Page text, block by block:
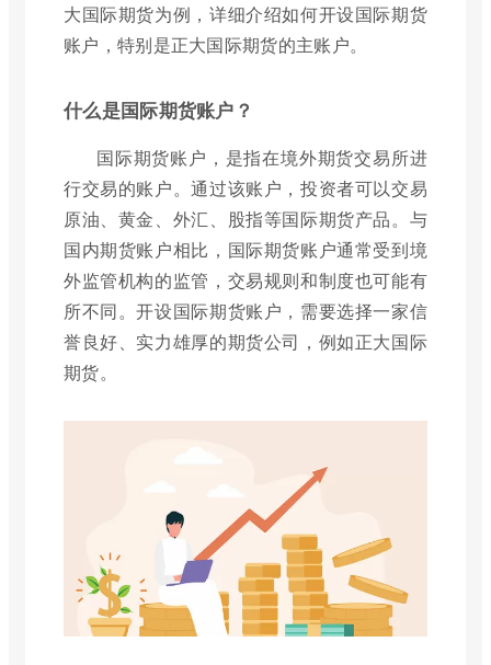
大国际期货为例，详细介绍如何开设国际期货
账户，特别是正大国际期货的主账户。
什么是国际期货账户？
国际期货账户，是指在境外期货交易所进
行交易的账户。通过该账户，投资者可以交易
原油、黄金、外汇、股指等国际期货产品。与
国内期货账户相比，国际期货账户通常受到境
外监管机构的监管，交易规则和制度也可能有
所不同。开设国际期货账户，需要选择一家信
誉良好、实力雄厚的期货公司，例如正大国际
期货。